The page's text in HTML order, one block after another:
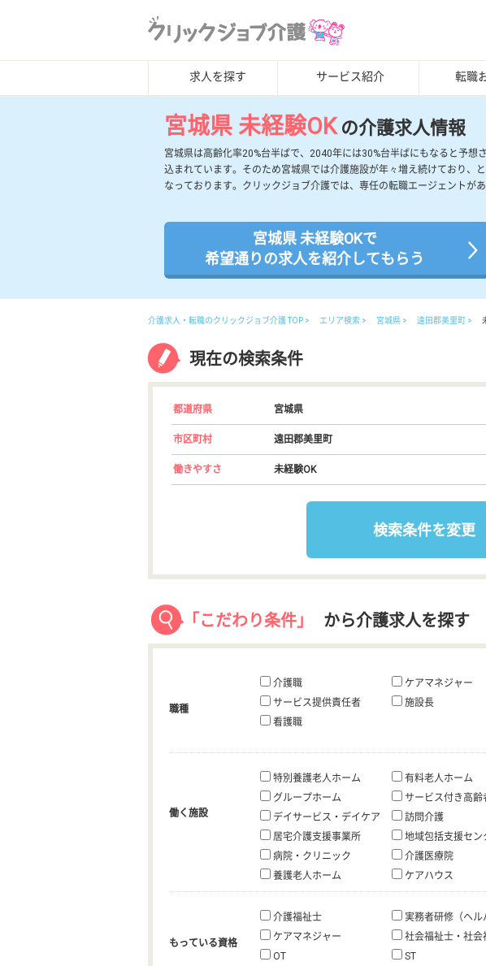
求人を探す サービス紹介 転職
宮城県 未経験OKの介護求人情報
宮城県は高齢化率20%台半ばで、2040年には30%台半ばにもなると予
込まれています。そのため宮城県では介護施設が年々増え続けており、
なっております。クリックジョブ介護では、専任の転職エージェントが
宮城県 未経験OKで
希望通りの求人を紹介してもらう
介護求人・転職のクリックジョブ介護 TOP エリア検索 宮城県 遠田郡美里町
現在の検索条件
都道府県 宮城県
市区町村 遠田郡美里町
働きやすさ 未経験OK
検索条件を変更
「こだわり条件」 から介護求人を探す
職種
介護職 ケアマネジャー
サービス提供責任者
施設長
看護職
働く施設
特別養護老人ホーム 有料老人ホーム
グループホーム
サービス付き高齢
デイサービス・デイケア
訪問介護
居宅介護支援事業所
地域包括支援セン
病院・クリニック
介護医療院
養護老人ホーム
ケアハウス
もっている資格
介護福祉士 実務者研修（ヘル
ケアマネジャー
社会福祉士・社会
OT
ST